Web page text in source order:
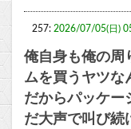
257: 2026/07/05(日)
俺自身も俺の周
ムを買うヤツな
だからパッケー
だ大声で叫び続